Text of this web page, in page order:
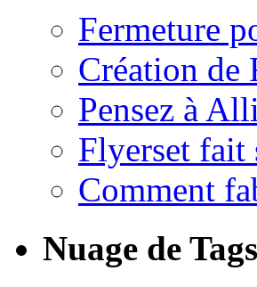
Fermeture
Création de
Pensez à
Flyerset fait
Comment
Nuage de Tags